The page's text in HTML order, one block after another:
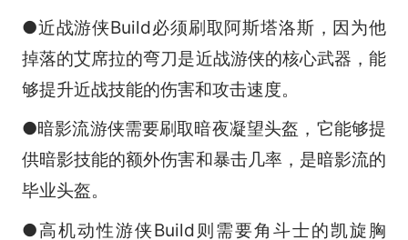
●近战游侠Build必须刷取阿斯塔洛斯，因为他
掉落的艾席拉的弯刀是近战游侠的核心武器，能
够提升近战技能的伤害和攻击速度。
●暗影流游侠需要刷取暗夜凝望头盔，它能够提
供暗影技能的额外伤害和暴击几率，是暗影流的
毕业头盔。
●高机动性游侠Build则需要角斗士的凯旋胸